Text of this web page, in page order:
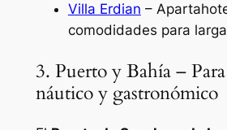
Villa Erdian –
comodidades para
3. Puerto y Bahía –
náutico y gastronómico